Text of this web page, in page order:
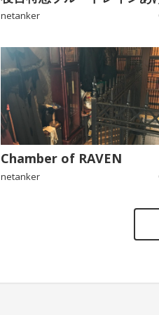
netanker
Chamber of RAVEN
netanker